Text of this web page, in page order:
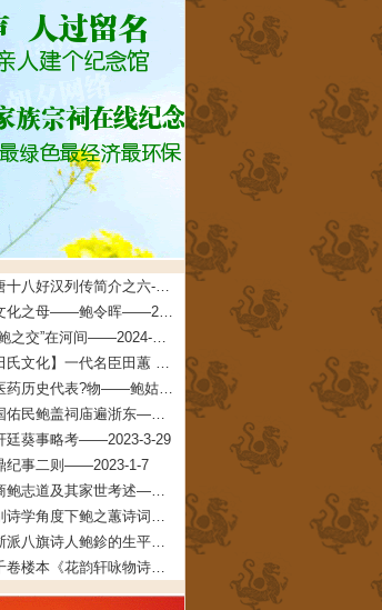
【麦氏古代名人】隋唐十八好汉列传简介之六--麦氏始祖铁杖公——2025-5-23
【鲍氏古代名人】茶文化之母——鲍令晖——2024-2-5
【鲍氏古代名人】“管鲍之交”在河间——2024-1-14
【田氏古代名人】【田氏文化】一代名臣田蕙 文/田福宏——2023-8-26
【鲍氏古代名人】中医药历史代表?物——鲍姑——2023-7-16
【鲍氏古代名人】福国佑民鲍盖祠庙遍浙东——2023-7-16
廷葵事略考——2023-3-29
纪事二则——2023-1-7
【鲍氏古代名人】徽商鲍志道及其家世考述——2023-1-7
【鲍氏古代名人】性别诗学角度下鲍之蕙诗词创作研究——2022-12-25
【鲍氏古代名人】论浙派八旗诗人鲍鉁的生平、创作与交游——2022-12-25
【鲍氏古代名人】八千卷楼本《花韵轩咏物诗存》的文献及文学价值兼及鲍廷博诗词辑佚——2022-12-25